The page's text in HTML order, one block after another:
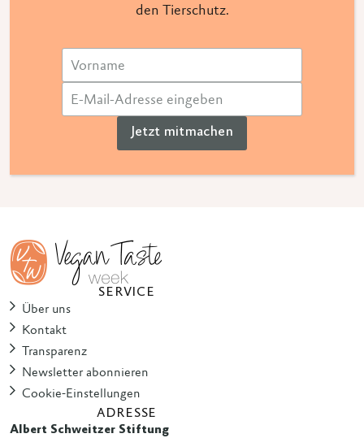
den Tierschutz.
Jetzt mitmachen
SERVICE
Über uns
Kontakt
Transparenz
Newsletter abonnieren
Cookie-Einstellungen
ADRESSE
Albert Schweitzer Stiftung